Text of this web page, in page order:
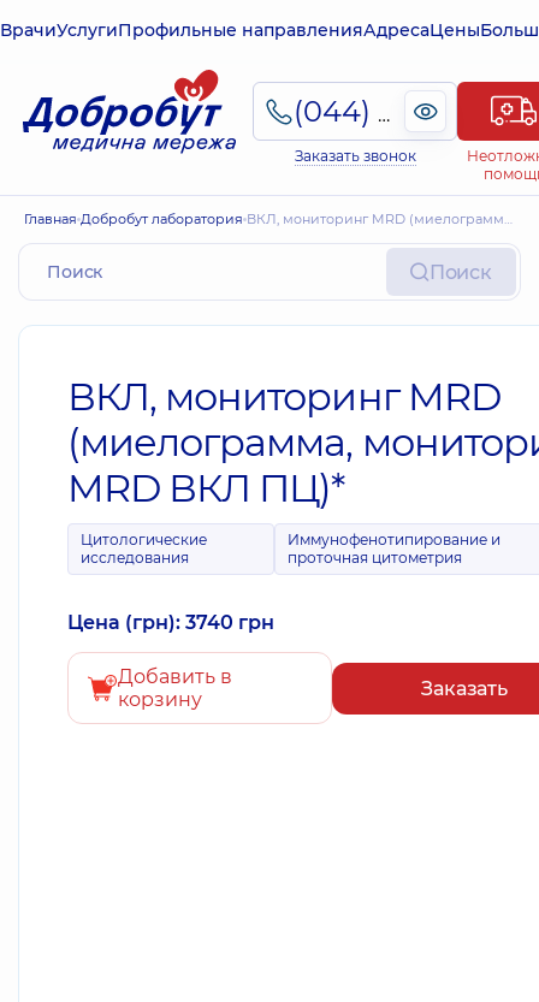
ВрачиУслугиПрофильные направленияАдресаЦены
(044) 495-2-888
Заказать звонок
Главная Добробут лаборатория ВКЛ, мониторинг MRD (миелограмма, мониторинг MRD ВКЛ ПЦ)*
Поиск
ВКЛ, мониторинг MRD
(миелограмма,
MRD ВКЛ ПЦ)*
Цитологические
исследования
Иммунофенотипирование и
проточная цитометрия
Цена (грн): 3740 грн
Добавить в
корзину
Заказать